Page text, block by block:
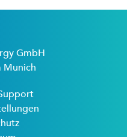
GmbH
Munich